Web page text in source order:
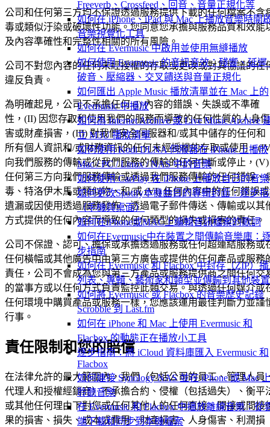
Freeverb、Crossfeed、回音、音量正規化等
如何在 iPhone、iPad 與 Mac 上播放音樂時開
音樂視覺化工具
如何在 Evermusic 中啟用並使用無縫播放
如何使用 Evermusic 的音訊音效：殘響、延遲
破音、壓縮器、交叉饋送與音量正規化
如何匯出 Apple Music 播放清單並在 Mac 上的
Evermusic 中播放
如何為 Internet Archive 或 Live Music Archive
立 M3U 播放清單
如何使用 Kodi DLNA 伺服器在 iPhone 上播放
Mac / PC / Linux / NAS 中的音樂
如何使用 CarPlay 在 iPhone 上播放自己的音樂
如何更改Spotify本機曲目的專輯封面：逐步
（手機與桌面）
如何在iPhone或MAC上編輯音訊檔案的歌詞
如何在Evermusic中在裝置之間傳輸音樂庫：
步指南
如何在 Evermusic 和 Flacbox 中封存（ZIP）
列表、專輯、藝術家和類型並傳輸到其他裝置
如何將 Evermusic 或 Flacbox 的音樂歷史記錄
Scrobble 到 Last.fm
如何在 iPhone 和 Mac 上使用 Evermusic 和
Flacbox 的動態正在播放小工具
逐步指南：將 iCloud 資料庫匯入 Evermusic 和
Flacbox
如何連接 Synology NAS 並在 iPhone 或 Mac
聆聽音樂
在 Evermusic 和 Flacbox 中播放離線音樂：從
端下載和同步到本機檔案
公司和任何第三方均不保證透過服務提供下載的任何檔案不含
毒或類似汙染或破壞性功能。您同意您承擔與服務品質和效能
及內容準確性和完整性相關的所有風險。
公司不對您內容的任何未經授權的存取或更改或對其協議的任
違反負責。
為明確起見，公司不承擔任何 (I) 內容的錯誤、失誤或不準確
性，(II) 因您存取和使用我們的服務而導致的任何性質的人身傷
害或財產損害，(III) 對我們安全伺服器和/或其中儲存的任何和
所有個人資訊和/或財務資訊的任何未經授權的存取或使用，
向我們服務的傳輸或從我們服務的傳輸的任何中斷或停止，(V)
任何第三方向我們服務傳輸或透過我們服務傳輸的任何錯誤、
毒、特洛伊木馬或類似物，和/或 (VI) 任何內容中的任何錯誤或
遺漏或因使用透過服務發佈、透過電子郵件傳送、傳輸或以其
方式提供的任何內容而導致的任何類型的損失或損害的責任。
公司不保證、認可、擔保或承擔透過服務或任何超連結服務或
任何橫幅或其他廣告中由第三方廣告或提供的任何產品或服務
責任，公司不會成為您與第三方產品或服務提供商之間任何交
的當事方或以任何方式負責監控此類交易。與透過任何媒介或
任何環境中購買產品或服務一樣，您應該運用最佳判斷力並謹
行事。
責任限制和您的賠償
在法律允許的最大範圍內，我們（包括公司的員工、管理人員
代理人和授權經銷商）不承擔合約、侵權（包括過失）、衡平
或其他任何理由下對您或任何其他人的任何直接、間接或間接
果的損害、損失、成本或費用、財產損害、人身傷害、利潤損